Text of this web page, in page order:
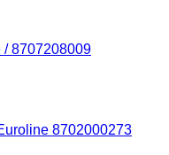
8702000273